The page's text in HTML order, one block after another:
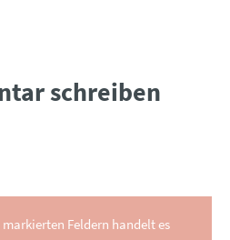
schreiben
Feldern handelt es